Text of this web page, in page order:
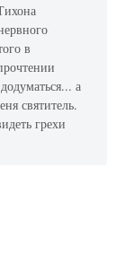
в
а
святитель.
грехи